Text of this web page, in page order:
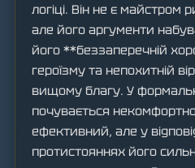
логіці. Він не є майстром
але його аргументи
його **беззаперечній
героїзму та непохитній
вищому благу. У
почувається
ефективний, але у
протистояннях його